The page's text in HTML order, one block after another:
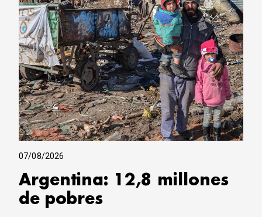
07/08/2026
Argentina: 12,8 millones
de pobres